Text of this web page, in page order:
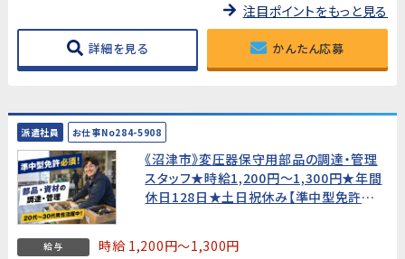
注目ポイントをもっと見る
詳細を見る かんたん応募
派遣社員 お仕事No284-5908
《沼津市》変圧器保守用部品の調達・管理
スタッフ★時給1,200円〜1,300円★年間
休日128日★土日祝休み【準中型免許必
給与 時給 1,200円～1,300円